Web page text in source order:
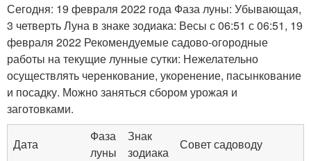
Сегодня: 19 февраля 2022 года Фаза луны: Убывающая,
3 четверть Луна в знаке зодиака: Весы с 06:51 с 06:51, 19
февраля 2022 Рекомендуемые садово-огородные
работы на текущие лунные сутки: Нежелательно
осуществлять черенкование, укоренение, пасынкование
и посадку. Можно заняться сбором урожая и
заготовками.
Дата
Фаза
луны
Знак
зодиака
Совет садоводу